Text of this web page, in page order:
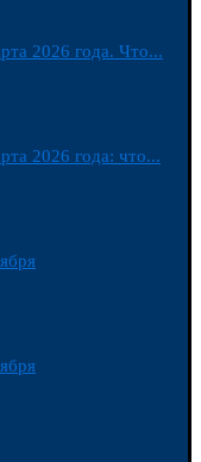
2026 года. Что...
2026 года: что...